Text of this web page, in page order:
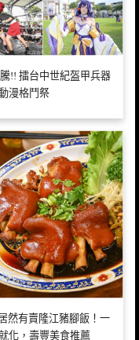
!! 擂台中世紀盔甲兵器
漫格鬥祭
然有賣隆江豬腳飯！一
化，壽豐美食推薦